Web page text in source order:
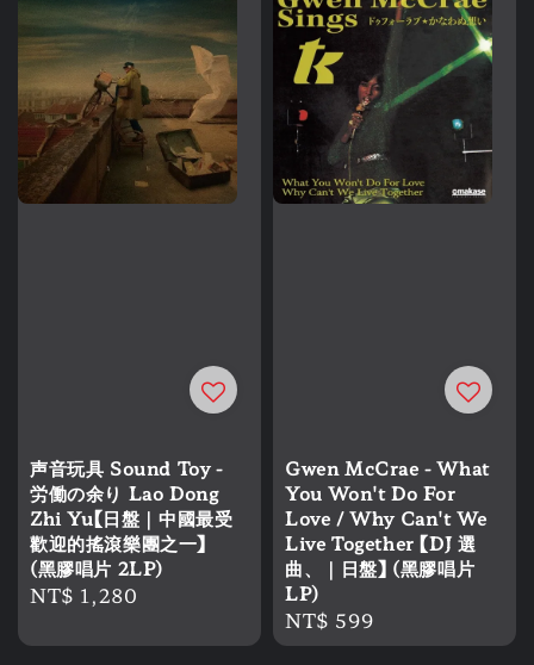
声音玩具 Sound Toy -
労働の余り Lao Dong
Zhi Yu【日盤｜中國最受
歡迎的搖滾樂團之一】
(黑膠唱片 2LP)
Regular
NT$ 1,280
Gwen McCrae - What
You Won't Do For
Love / Why Can't We
Live Together 【DJ 選
曲、｜日盤】 (黑膠唱片
LP)
Regular
price
NT$ 599